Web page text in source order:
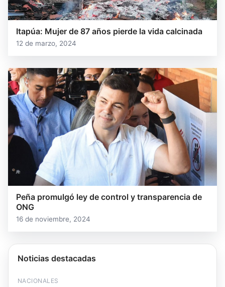
Itapúa: Mujer de 87 años pierde la vida calcinada
12 de marzo, 2024
Peña promulgó ley de control y transparencia de
ONG
16 de noviembre, 2024
Noticias destacadas
NACIONALES